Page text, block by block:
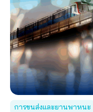
การขนส่งและยานพาหนะ